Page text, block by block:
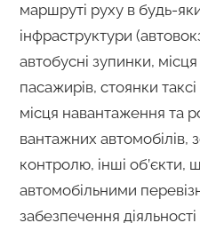
маршруті руху в будь-
інфраструктури
автобусні зупинки,
пасажирів, стоянки
місця навантаження та
вантажних автомобілів,
контролю, інші об’єкти,
автомобільними
забезпечення